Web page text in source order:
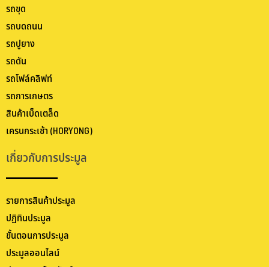
รถขุด
รถบดถนน
รถปูยาง
รถดัน
รถโฟล์คลิฟท์
รถการเกษตร
สินค้าเบ็ดเตล็ด
เครนกระเช้า (HORYONG)
เกี่ยวกับการประมูล
รายการสินค้าประมูล
ปฏิทินประมูล
ขั้นตอนการประมูล
ประมูลออนไลน์